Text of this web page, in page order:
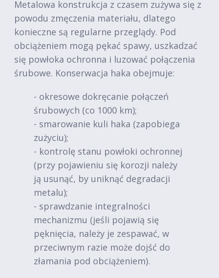
Metalowa konstrukcja z czasem zużywa się z
powodu zmęczenia materiału, dlatego
konieczne są regularne przeglądy. Pod
obciążeniem mogą pękać spawy, uszkadzać
się powłoka ochronna i luzować połączenia
śrubowe. Konserwacja haka obejmuje:
- okresowe dokręcanie połączeń
śrubowych (co 1000 km);
- smarowanie kuli haka (zapobiega
zużyciu);
- kontrolę stanu powłoki ochronnej
(przy pojawieniu się korozji należy
ją usunąć, by uniknąć degradacji
metalu);
- sprawdzanie integralności
mechanizmu (jeśli pojawią się
pęknięcia, należy je zespawać, w
przeciwnym razie może dojść do
złamania pod obciążeniem).